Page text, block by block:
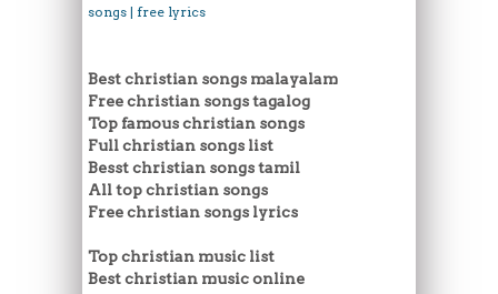
songs | free lyrics
Best christian songs malayalam
Free christian songs tagalog
Top famous christian songs
Full christian songs list
Besst christian songs tamil
All top christian songs
Free christian songs lyrics
Top christian music list
Best christian music online